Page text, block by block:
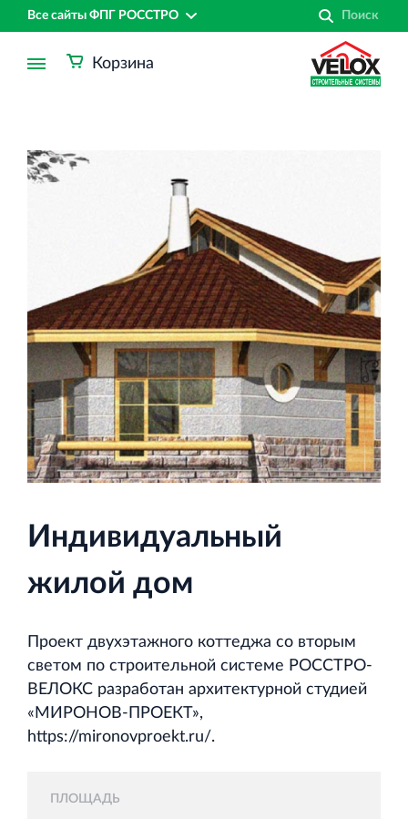
Все сайты ФПГ РОССТРО
Финансово‐промышленная группа РОССТРО
Аренда недвижимости в Санкт‐Петербурге
и Ленинградской области
Строительная система ROSSTRO‐VELOX
Несъёмная опалубка из щепоцементных плит
Научно‐исследовательский институт
ЛЕННИИПРОЕКТ
Проектный институт по жилищно‐гражданскому
Корзина
Индивидуальный
жилой дом
Проект двухэтажного коттеджа со вторым
светом по строительной системе РОССТРО-
ВЕЛОКС разработан архитектурной студией
«МИРОНОВ‐ПРОЕКТ»,
https://mironovproekt.ru/.
ПЛОЩАДЬ